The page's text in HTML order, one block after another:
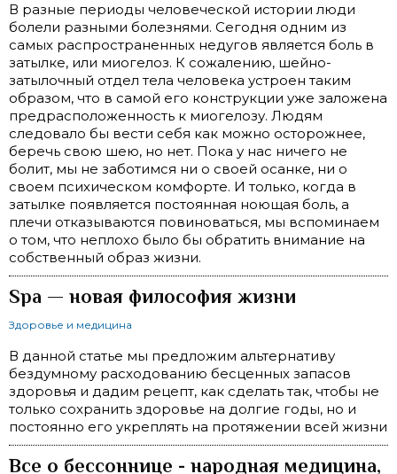
В разные периоды человеческой истории люди
болели разными болезнями. Сегодня одним из
самых распространенных недугов является боль в
затылке, или миогелоз. К сожалению, шейно-
затылочный отдел тела человека устроен таким
образом, что в самой его конструкции уже заложена
предрасположенность к миогелозу. Людям
следовало бы вести себя как можно осторожнее,
беречь свою шею, но нет. Пока у нас ничего не
болит, мы не заботимся ни о своей осанке, ни о
своем психическом комфорте. И только, когда в
затылке появляется постоянная ноющая боль, а
плечи отказываются повиноваться, мы вспоминаем
о том, что неплохо было бы обратить внимание на
собственный образ жизни.
Spa — новая философия жизни
Здоровье и медицина
В данной статье мы предложим альтернативу
бездумному расходованию бесценных запасов
здоровья и дадим рецепт, как сделать так, чтобы не
только сохранить здоровье на долгие годы, но и
постоянно его укреплять на протяжении всей жизни
Все о бессоннице - народная медицина,